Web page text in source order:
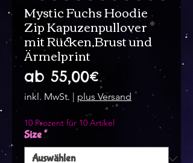
Mystic Fuchs Hoodie
Zip Kapuzenpullover
mit Rücken,Brust und
Ärmelprint
ab 55,00€Sale-
Preis
inkl. MwSt. | plus Versand
10 Prozent für 10 Artikel
Size*